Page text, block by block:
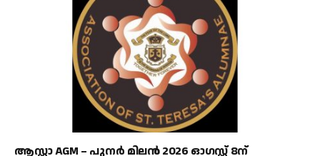
ആസ്റ്റാ AGM – പുനർ മിലൻ 2026 ഓഗസ്റ്റ് 8ന്